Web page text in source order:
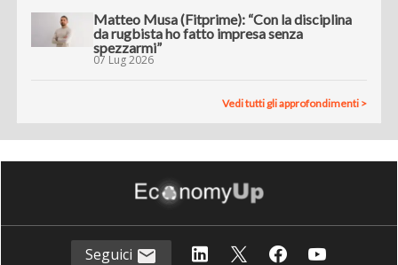
Matteo Musa (Fitprime): “Con la disciplina
da rugbista ho fatto impresa senza
spezzarmi”
07 Lug 2026
Vedi tutti gli approfondimenti >
Seguici